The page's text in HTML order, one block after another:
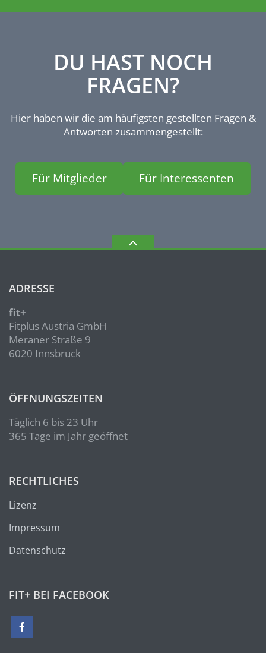
DU HAST NOCH
FRAGEN?
Hier haben wir die am häufigsten gestellten Fragen &
Antworten zusammengestellt:
Für Mitglieder Für Interessenten
ADRESSE
fit+
Fitplus Austria GmbH
Meraner Straße 9
6020 Innsbruck
ÖFFNUNGSZEITEN
Täglich 6 bis 23 Uhr
365 Tage im Jahr geöffnet
RECHTLICHES
Lizenz
Impressum
Datenschutz
FIT+ BEI FACEBOOK